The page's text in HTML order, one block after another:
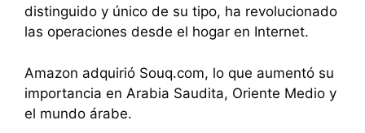
distinguido y único de su tipo, ha revolucionado
las operaciones desde el hogar en Internet.
Amazon adquirió Souq.com, lo que aumentó su
importancia en Arabia Saudita, Oriente Medio y
el mundo árabe.